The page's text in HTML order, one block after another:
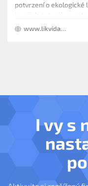
potvrzení o ekologické
levných aut, výkup
Odtahová služba a
autovrakoviště v oblasti
www.likvidaceautomobilu.eu
I vy s